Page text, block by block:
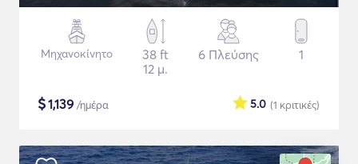
Μηχανοκίνητο
38 ft
12 μ.
6 Πλεύσης 1
$1,139 /ημέρα (1 κριτικές)
5.0